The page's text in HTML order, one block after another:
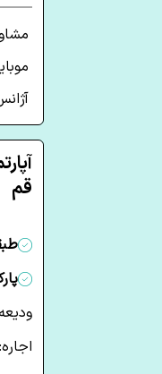
قم
اجاره: